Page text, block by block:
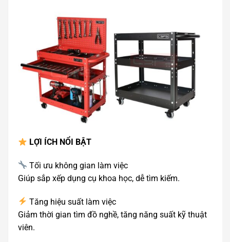
LỢI ÍCH NỔI BẬT
Tối ưu không gian làm việc
Giúp sắp xếp dụng cụ khoa học, dễ tìm kiếm.
Tăng hiệu suất làm việc
Giảm thời gian tìm đồ nghề, tăng năng suất kỹ thuật
viên.